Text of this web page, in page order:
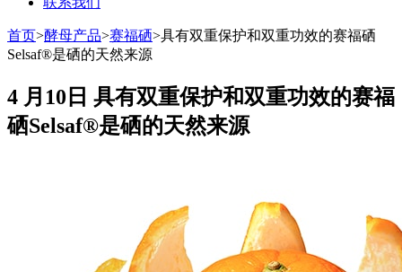
首页>酵母产品>赛福硒>具有双重保护和双重功效的赛福硒
Selsaf®是硒的天然来源
4 月10日 具有双重保护和双重功效的赛福
硒Selsaf®是硒的天然来源